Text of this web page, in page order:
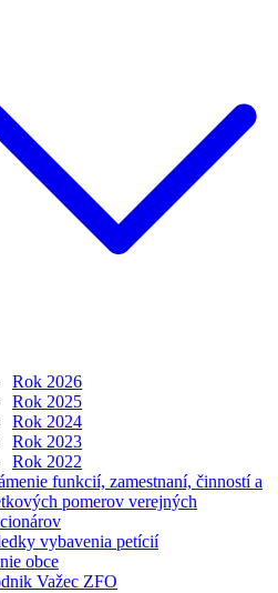
Rok 2026
Rok 2025
Rok 2024
Rok 2023
Rok 2022
funkcií, zamestnaní, činností a
pomerov verejných
vybavenia petícií
obce
Važec ZFO